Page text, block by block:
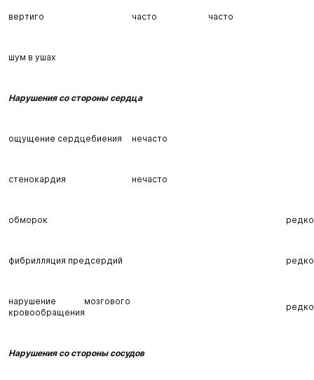
вертиго часто часто
шум в ушах
Нарушения со стороны сердца
ощущение сердцебиения нечасто
стенокардия нечасто
обморок редко
фибрилляция предсердий редко
нарушение мозгового
кровообращения
редко
Нарушения со стороны сосудов